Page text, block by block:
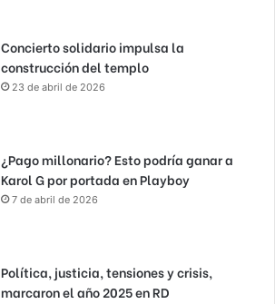
Concierto solidario impulsa la
construcción del templo
23 de abril de 2026
¿Pago millonario? Esto podría ganar a
Karol G por portada en Playboy
7 de abril de 2026
Política, justicia, tensiones y crisis,
marcaron el año 2025 en RD